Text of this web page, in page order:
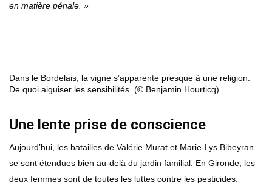
en matière pénale. »
Dans le Bordelais, la vigne s’apparente presque à une religion.
De quoi aiguiser les sensibilités. (© Benjamin Hourticq)
Une lente prise de conscience
Aujourd’hui, les batailles de Valérie Murat et Marie-Lys Bibeyran
se sont étendues bien au-delà du jardin familial. En Gironde, les
deux femmes sont de toutes les luttes contre les pesticides.